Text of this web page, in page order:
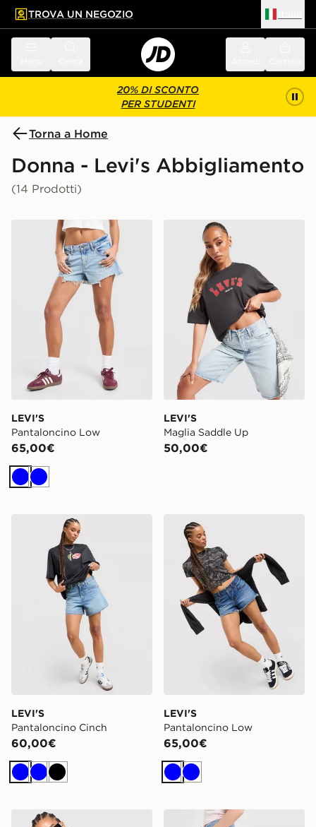
principale
a fondo pagina
TROVA UN NEGOZIO
20% DI SCONTO
PER STUDENTI
Torna a Home
Donna - Levi's Abbigliamento
(14 Prodotti)
LEVI'S Pantaloncino Low
LEVI'S
Pantaloncino Low
65,00€
BluBlu
LEVI'S Maglia Saddle Up
LEVI'S
Maglia Saddle Up
50,00€
LEVI'S Pantaloncino Cinch
LEVI'S
Pantaloncino Cinch
60,00€
BluBluNero
LEVI'S Pantaloncino Low
LEVI'S
Pantaloncino Low
65,00€
BluBlu
LEVI'S Maglia Slim Stripe LEVI'S Baggy Jeans Cinch